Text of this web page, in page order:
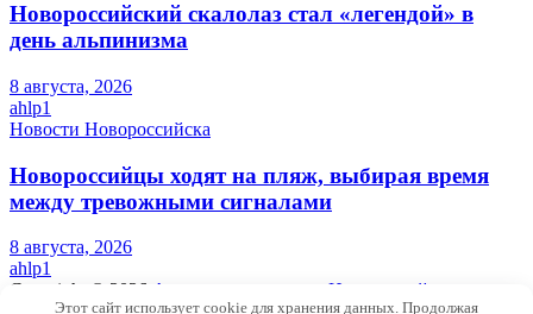
Новороссийский скалолаз стал «легендой» в
день альпинизма
8 августа, 2026
ahlp1
Новости Новороссийска
Новороссийцы ходят на пляж, выбирая время
между тревожными сигналами
8 августа, 2026
ahlp1
Copyright © 2026 Актуальные новости Новороссийска и
Этот сайт использует cookie для хранения данных. Продолжая